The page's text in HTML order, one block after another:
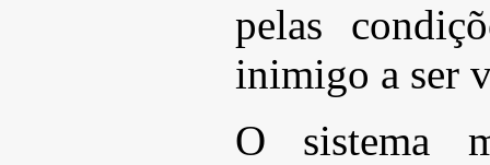
pelas
inimigo a ser
O sistema